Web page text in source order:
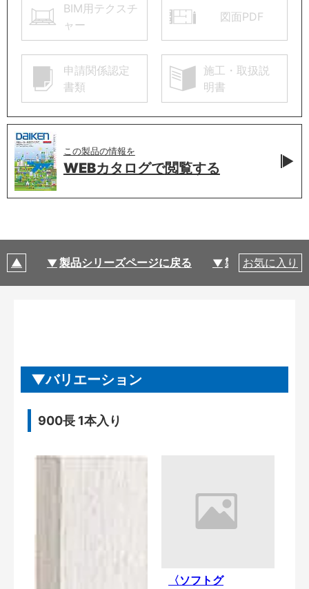
BIM用テクスチ
ャー
図面PDF
申請関係認定
書類
施工・取扱説
明書
この製品の情報を
WEBカタログで閲覧する
製品シリーズページに戻る 製品仕様
お気に入り
バリエーション
900長 1本入り
〈ソフトグ